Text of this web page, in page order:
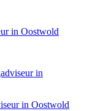
in Oostwold
in
in Oostwold